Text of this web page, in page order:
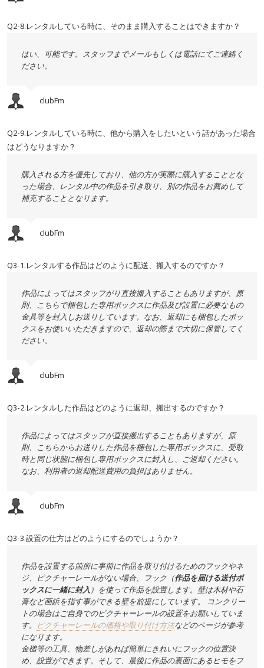
Q2-8.レンタルしている時に、そのまま購入することはできますか？
はい、可能です。スタッフまでメールもしくは電話にてご連絡く
ださい。
clubFm
Q2-9.レンタルしている時に、他から購入をしたいという話があった場合
はどうなりますか？
購入される方を優先しており、他の方が実際に購入することとな
った場合、レンタル中の作品を引き取り、別の作品をお薦めして
補充することとなります。
clubFm
Q3-1.レンタルする作品はどのように配送、搬入するのですか？
作品によってはスタッフがり直接搬入することもありますが、原
則、こちらで梱包した専用ボックスに作品及び設置に必要なもの
金具等を封入しお送りしています。なお、返却にも梱包したボッ
クスをお使いいただきますので、返却の際まで大切に保管してく
ださい。
clubFm
Q3-2.レンタルした作品はどのように返却、搬出するのですか？
作品によってはスタッフが直接搬出することもありますが、原
則、こちらからお送りした作品を梱包した専用ボックスに、受取
時と同じ状態に梱包し専用ボックスに封入し、ご返却ください。
なお、利用者の返却配送費用の負担はありません。
clubFm
Q3-3.設置の仕方はどのようにするのでしょうか？
作品を設置する箇所に事前に作品を取り付けるためのフックやネ
ジ、ピクチャーレールがない場合、フック（作品を届ける送付ボ
ックスに一緒に封入 ）を使って作品を設置します。壁は木材や石
膏など画鋲を指す事ができる壁を前提にしています。 コンクリー
トの場合はご自身でのピクチャーレールの設置をお願いしていま
す。 ピクチャーレールの価格や取り付け方法などのページが参考
になります。
金槌等の工具、物差しがあれば簡単にきれいにフックの位置決
め、設置ができます。そして、最後に作品の裏面にあるヒモをフ